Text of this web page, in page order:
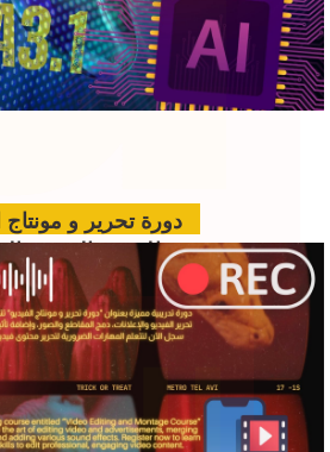
الدعم الفني
الاصطناعي
www.hawkamaq.com
دورة تحرير و مونتاج